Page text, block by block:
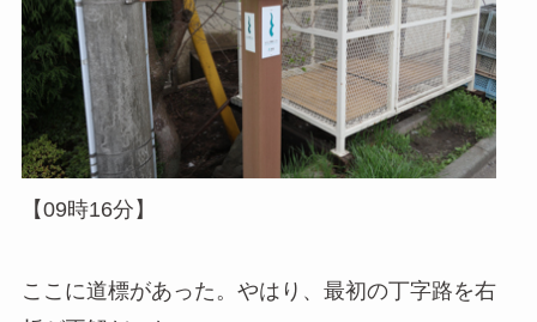
【09時16分】
ここに道標があった。やはり、最初の丁字路を右